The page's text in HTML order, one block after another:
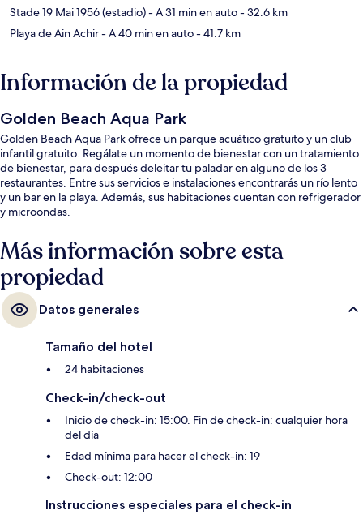
Stade 19 Mai 1956 (estadio)- A 31 min en auto- 32.6 km
Playa de Ain Achir- A 40 min en auto- 41.7 km
Información de la propiedad
Golden Beach Aqua Park
Golden Beach Aqua Park ofrece un parque acuático gratuito y un club
infantil gratuito. Regálate un momento de bienestar con un tratamiento
de bienestar, para después deleitar tu paladar en alguno de los 3
restaurantes. Entre sus servicios e instalaciones encontrarás un río lento
y un bar en la playa. Además, sus habitaciones cuentan con refrigerador
y microondas.
Más información sobre esta
propiedad
Datos generales
Tamaño del hotel
24 habitaciones
Check-in/check-out
Inicio de check-in: 15:00. Fin de check-in: cualquier hora
del día
Edad mínima para hacer el check-in: 19
Check-out: 12:00
Instrucciones especiales para el check-in